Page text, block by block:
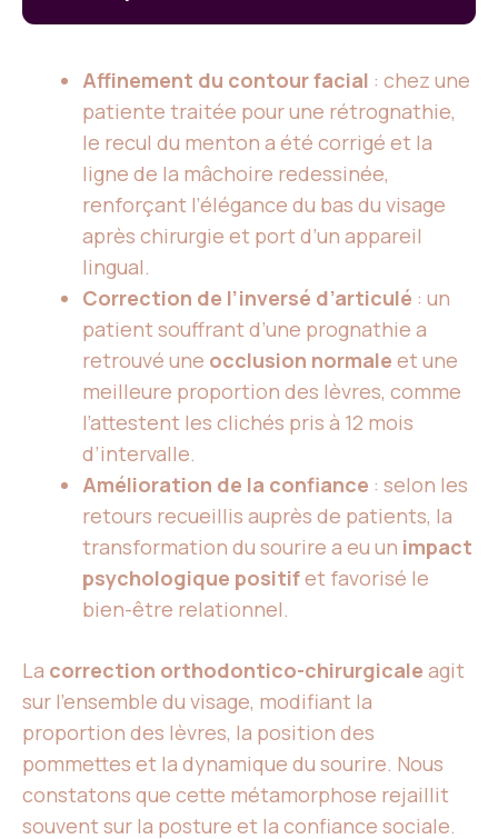
Affinement du contour facial : chez une
patiente traitée pour une rétrognathie,
le recul du menton a été corrigé et la
ligne de la mâchoire redessinée,
renforçant l’élégance du bas du visage
après chirurgie et port d’un appareil
lingual.
Correction de l’inversé d’articulé : un
patient souffrant d’une prognathie a
retrouvé une occlusion normale et une
meilleure proportion des lèvres, comme
l’attestent les clichés pris à 12 mois
d’intervalle.
Amélioration de la confiance : selon les
retours recueillis auprès de patients, la
transformation du sourire a eu un impact
psychologique positifet favorisé le
bien-être relationnel.
La correction orthodontico-chirurgicale agit
sur l’ensemble du visage, modifiant la
proportion des lèvres, la position des
pommettes et la dynamique du sourire. Nous
constatons que cette métamorphose rejaillit
souvent sur la posture et la confiance sociale.